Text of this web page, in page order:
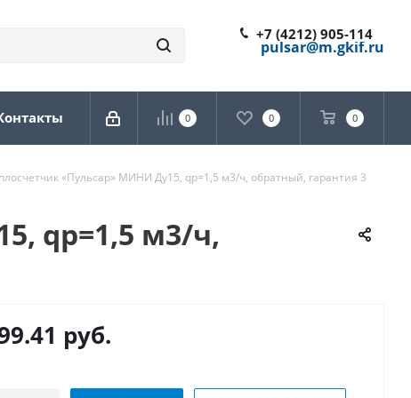
+7 (4212) 905-114
pulsar@m.gkif.ru
0 0 0
«Пульсар» МИНИ Ду15, qp=1,5 м3/ч, обратный, гарантия 3
qp=1,5 м3/ч,
руб.